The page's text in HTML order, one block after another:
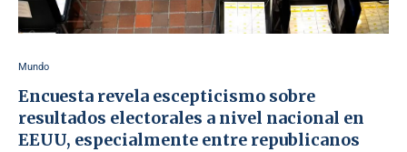
Mundo
Encuesta revela escepticismo sobre
resultados electorales a nivel nacional en
EEUU, especialmente entre republicanos